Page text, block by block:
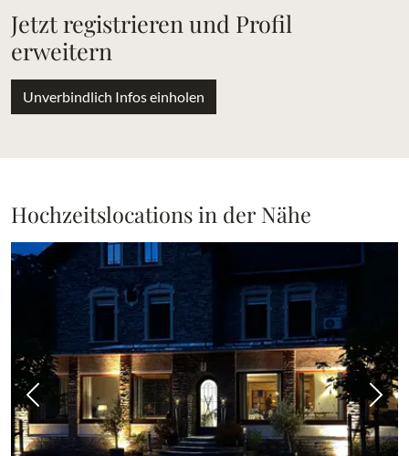
Jetzt registrieren und Profil
erweitern
Unverbindlich Infos einholen
Hochzeitslocations in der Nähe
Vorheriges Bild